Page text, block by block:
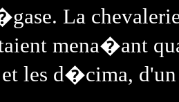
La
mena�ant
les d�cima,